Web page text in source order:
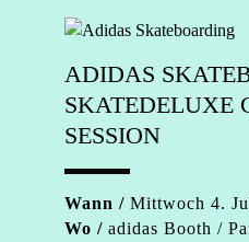
ADIDAS
SKATEDELUXE
SESSION
Wann / Mittwoch 4.
Wo / adidas Booth /